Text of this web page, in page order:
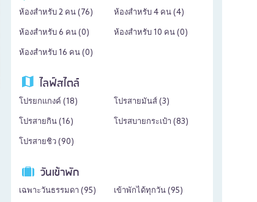
ห้องสำหรับ 2 คน ( 76) ห้องสำหรับ 4 คน (4)
ห้องสำหรับ 6 คน (0) ห้องสำหรับ 10 คน (0)
ห้องสำหรับ 16 คน (0)
ไลฟ์สไตล์
โปรยกแกงค์ (18) โปรสายมันส์ (3)
โปรสายกิน (16) โปรสบายกระเป๋า (83)
โปรสายชิว ( 90)
วันเข้าพัก
เฉพาะวันธรรมดา ( 95) เข้าพักได้ทุกวัน ( 95)